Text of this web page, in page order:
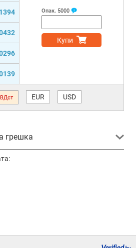
Опак. 5000
Купи
ВДст EUR USD
грешка